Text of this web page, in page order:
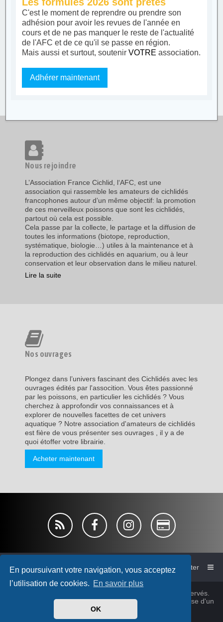
En poursuivant votre navigation, vous acceptez
l’utilisation de cookies. En savoir plus
OK
C'est le moment de reprendre ou prendre son
adhésion pour avoir les revues de l'année en
cours et de ne pas manquer le reste de l'actualité
de l'AFC et de ce qu'il se passe en région.
Mais aussi et surtout, soutenirVOTRE association.
Adhérer maintenant
Nous rejoindre
L’Association France Cichlid, l‘AFC, est une
association qui rassemble les amateurs de cichlidés
francophones autour d’un même objectif: la promotion
de ces merveilleux poissons que sont les cichlidés,
partout où cela est possible.
Cela passe par la collecte, le partage et la diffusion de
toutes les informations (biotope, reproduction,
systématique, biologie…) utiles à la maintenance et à
la reproduction des cichlidés en aquarium, ou à leur
conservation et leur observation dans le milieu naturel.
Lire la suite
Nos ouvrages
Plongez dans l’univers fascinant des Cichlidés avec les
ouvrages édités par l'assocition. Vous êtes passionné
par les poissons, en particulier les cichlidés ? Vous
cherchez à approfondir vos connaissances et à
explorer de nouvelles facettes de cet univers
aquatique ? Notre association d'amateurs de cichlidés
est fière de vous présenter ses ouvrages , il y a de
quoi étoffer votre librairie.
Acheter maintenant
Accueil du forum de l'AFC Nous contacter
© Association France Cichlid 1980~2026, tous droits réservés.
Cichlidsforum-V4 style bymicka76&cabot
© 2025 Sur base d'un
design